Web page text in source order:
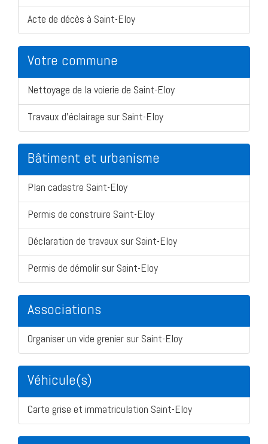
Acte de décès à Saint-Eloy
Votre commune
Nettoyage de la voierie de Saint-Eloy
Travaux d'éclairage sur Saint-Eloy
Bâtiment et urbanisme
Plan cadastre Saint-Eloy
Permis de construire Saint-Eloy
Déclaration de travaux sur Saint-Eloy
Permis de démolir sur Saint-Eloy
Associations
Organiser un vide grenier sur Saint-Eloy
Véhicule(s)
Carte grise et immatriculation Saint-Eloy